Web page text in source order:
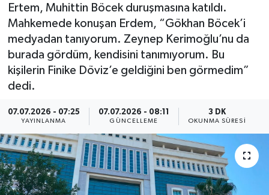
Ertem, Muhittin Böcek duruşmasına katıldı.
Mahkemede konuşan Erdem, “Gökhan Böcek’i
medyadan tanıyorum. Zeynep Kerimoğlu’nu da
burada gördüm, kendisini tanımıyorum. Bu
kişilerin Finike Döviz’e geldiğini ben görmedim”
dedi.
07.07.2026 - 07:25
YAYINLANMA
07.07.2026 - 08:11
GÜNCELLEME
3 DK
OKUNMA SÜRESI
Yaşam
Asayiş
Dünya
Eğitim
Sağlık
Magazin
Son Dakika Haberleri
Haber Arşivi